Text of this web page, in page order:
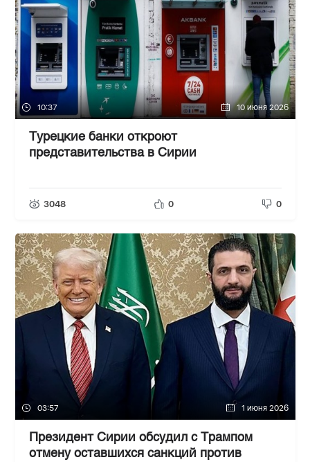
10:37 10 июня 2026
Турецкие банки откроют
представительства в Сирии
3048 0 0
03:57 1 июня 2026
Президент Сирии обсудил с Трампом
отмену оставшихся санкций против